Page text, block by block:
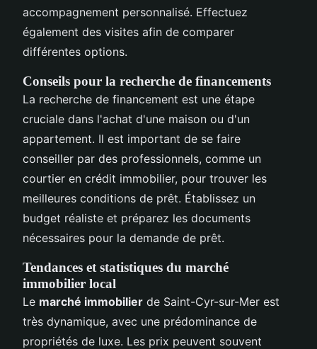
accompagnement personnalisé. Effectuez
également des visites afin de comparer
différentes options.
Conseils pour la recherche de financements
La recherche de financement est une étape
cruciale dans l'achat d'une maison ou d'un
appartement. Il est important de se faire
conseiller par des professionnels, comme un
courtier en crédit immobilier, pour trouver les
meilleures conditions de prêt. Établissez un
budget réaliste et préparez les documents
nécessaires pour la demande de prêt.
Tendances et statistiques du marché
immobilier local
Le marché immobilier de Saint-Cyr-sur-Mer est
très dynamique, avec une prédominance de
propriétés de luxe. Les prix peuvent souvent